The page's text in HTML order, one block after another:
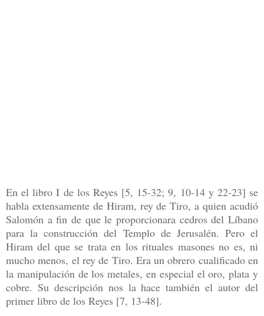
En el libro I de los Reyes [5, 15-32; 9, 10-14 y 22-23] se
habla extensamente de Hiram, rey de Tiro, a quien acudió
Salomón a fin de que le proporcionara cedros del Líbano
para la construcción del Templo de Jerusalén. Pero el
Hiram del que se trata en los rituales masones no es, ni
mucho menos, el rey de Tiro. Era un obrero cualificado en
la manipulación de los metales, en especial el oro, plata y
cobre. Su descripción nos la hace también el autor del
primer libro de los Reyes [7, 13-48].